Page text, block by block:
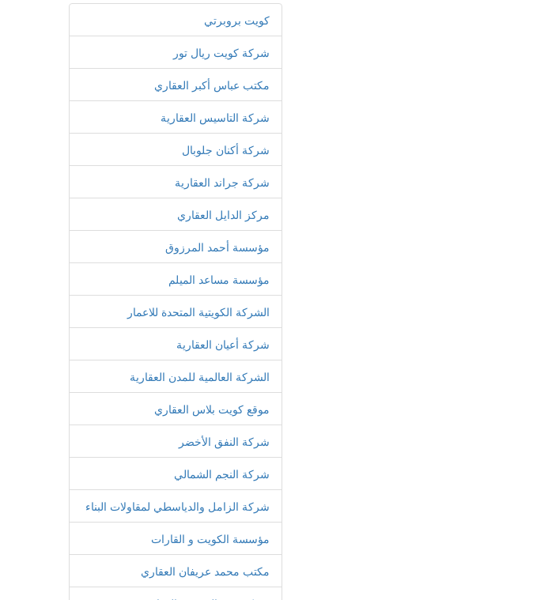
كويت بروبرتي
شركة كويت ريال تور
مكتب عباس أكبر العقاري
شركة التاسيس العقارية
شركة أكنان جلوبال
شركة جراند العقارية
مركز الدايل العقاري
مؤسسة أحمد المرزوق
مؤسسة مساعد الميلم
الشركة الكويتية المتحدة للاعمار
شركة أعيان العقارية
الشركة العالمية للمدن العقارية
موقع كويت بلاس العقاري
شركة النفق الأخضر
شركة النجم الشمالي
شركة الزامل والدياسطي لمقاولات البناء
مؤسسة الكويت و القارات
مكتب محمد عريفان العقاري